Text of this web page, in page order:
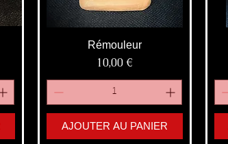
Rémouleur
Prix
10,00 €
AJOUTER AU PANIER